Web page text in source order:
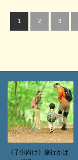
1 2 3
《子供向け》旅行かば